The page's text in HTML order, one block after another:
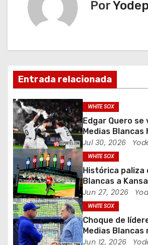
c
ó
n
d
e
e
n
t
Por
Entrada relacionada
WHITE SOX
Edgar Quero
Medias Blancas
Yankees de
entradas
Jul 30, 2026
WHITE SOX
Histórica paliza
Blancas a
Jun 27, 2026
WHITE SOX
Choque de
Medias Blancas
lugar al
Jun 12, 2026